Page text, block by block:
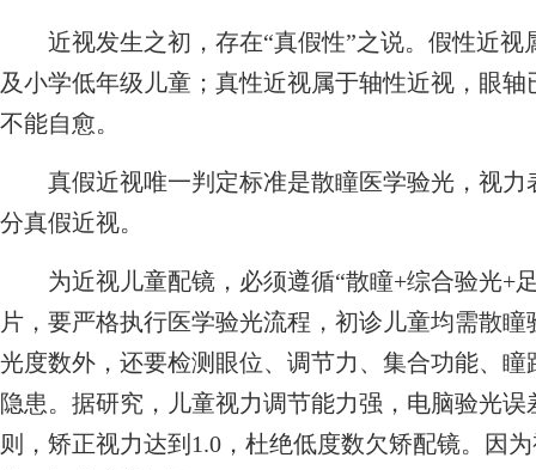
近视发生之初，存在“真假性”之说。假性近视
及小学低年级儿童；真性近视属于轴性近视，眼
不能自愈。
真假近视唯一判定标准是散瞳医学验光，视力
分真假近视。
为近视儿童配镜，必须遵循“散瞳+综合验光+
片，要严格执行医学验光流程，初诊儿童均需散
光度数外，还要检测眼位、调节力、集合功能、
隐患。据研究，儿童视力调节能力强，电脑验光
则，矫正视力达到1.0，杜绝低度数欠矫配镜。因